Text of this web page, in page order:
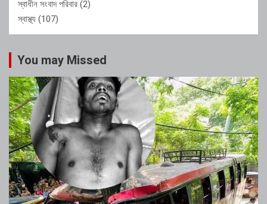
স্বাধীন সংবাদ পরিবার (2)
স্বাস্থ্য (107)
You may Missed